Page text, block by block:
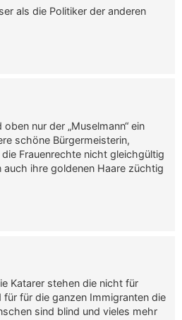
als die Politiker der anderen
nur der „Muselmann“ ein
schöne Bürgermeisterin,
Frauenrechte nicht gleichgültig
auch ihre goldenen Haare züchtig
Katarer stehen die nicht für
für die ganzen Immigranten die
sind blind und vieles mehr